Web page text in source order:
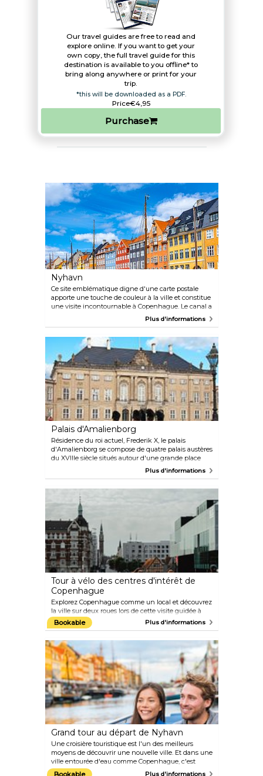
Our travel guides are free to read and
explore online. If you want to get your
own copy, the full travel guide for this
destination is available to you offline* to
bring along anywhere or print for your
trip.​
*this will be downloaded as a PDF.
Price€4,95
Purchase
Nyhavn
Ce site emblématique digne d'une carte postale
apporte une touche de couleur à la ville et constitue
une visite incontournable à Copenhague. Le canal a
été construit pour relier Kongens Nytorv au port et a
Andersen, qui a écrit « The Tinderbox », « Little
Claus and Big Claus » et « La princesse et le petit
pois » alors qu'il vivait au numéro 20, et a également
vécu aux numéros 18 et 67. Promenez-vous le long
du port et prenez un verre en soirée dans l'un des
nombreux établissements attrayants, dont la
plupart sont équipés de chauffage et de couvertures
pour passer un moment agréable, même lorsque les
soirées sont fraiches.
Plus d'informations
Palais d'Amalienborg
Résidence du roi actuel, Frederik X, le palais
d'Amalienborg se compose de quatre palais austères
du XVIIIe siècle situés autour d'une grande place
pavée. Amalienborg est notamment célèbre pour le
Royal Life Guard, et les visiteurs peuvent assister à la
travers les rues arrivant à Amalienborg à midi.
Plus d'informations
Tour à vélo des centres d'intérêt de
Copenhague
Explorez Copenhague comme un local et découvrez
la ville sur deux roues lors de cette visite guidée à
vélo de 3 heures. Montez à vélo et découvrez les
points forts de la capitale danoise, notamment la
et Christiania, le quartier le plus hippie de
Copenhague. Dégustez une cuisine traditionnelle à
Torvehallerne, une halle de restauration moderne, et
découvrez la culture danoise en parcourant
différents quartiers et sites historiques à vélo.
Bookable Plus d'informations
Grand tour au départ de Nyhavn
Une croisière touristique est l'un des meilleurs
moyens de découvrir une nouvelle ville. Et dans une
ville entourée d'eau comme Copenhague, c'est
l'introduction parfaite ! Participez à cette croisière
Bookable Plus d'informations